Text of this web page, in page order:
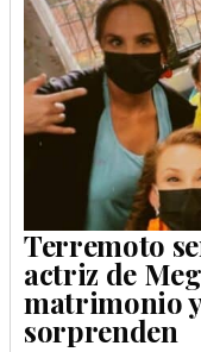
Terremoto
actriz de
matrimonio
sorprenden